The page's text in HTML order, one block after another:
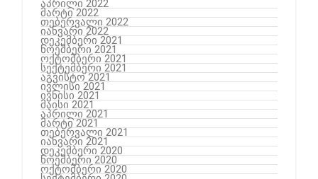
აპრილი 2022
მარტი 2022
თებერვალი 2022
იანვარი 2022
დეკემბერი 2021
ნოემბერი 2021
ოქტომბერი 2021
სექტემბერი 2021
აგვისტო 2021
ივლისი 2021
ივნისი 2021
მაისი 2021
აპრილი 2021
მარტი 2021
თებერვალი 2021
იანვარი 2021
დეკემბერი 2020
ნოემბერი 2020
ოქტომბერი 2020